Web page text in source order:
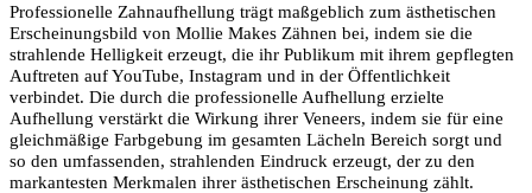
Professionelle Zahnaufhellung trägt maßgeblich zum ästhetischen
Erscheinungsbild von Mollie Makes Zähnen bei, indem sie die
strahlende Helligkeit erzeugt, die ihr Publikum mit ihrem gepflegten
Auftreten auf YouTube, Instagram und in der Öffentlichkeit
verbindet. Die durch die professionelle Aufhellung erzielte
Aufhellung verstärkt die Wirkung ihrer Veneers, indem sie für eine
gleichmäßige Farbgebung im gesamten Lächeln Bereich sorgt und
so den umfassenden, strahlenden Eindruck erzeugt, der zu den
markantesten Merkmalen ihrer ästhetischen Erscheinung zählt.